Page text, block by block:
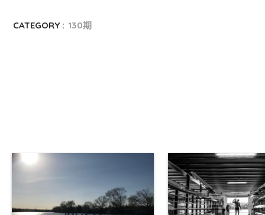
CATEGORY : 130期